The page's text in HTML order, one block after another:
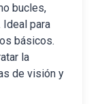
bucles,
para
básicos.
la
de visión y